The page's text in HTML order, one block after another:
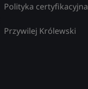
Polityka certyfikacyjna
Przywilej Królewski